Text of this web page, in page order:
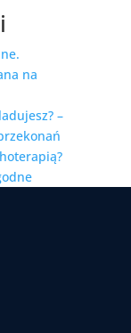
na
–